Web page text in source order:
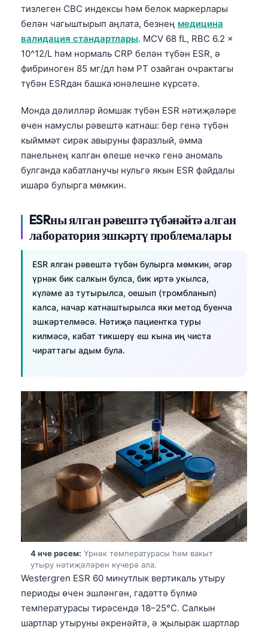
тизлеген CBC индексы һәм белок маркерлары
белән чагыштырып аңлата, безнең медицина
валидация стандартлары. MCV 68 fL, RBC 6.2 x
10^12/L һәм нормаль CRP белән түбән ESR, ә
фибриноген 85 мг/дл һәм PT озайган очрактагы
түбән ESRдан башка юнәлешне күрсәтә.
Монда дәлилләр йомшак түбән ESR нәтиҗәләре
өчен намуслы рәвештә катнаш: бер генә түбән
кыйммәт сирәк авыруны фаразлый, әмма
панельнең калган өлеше нечкә генә аномаль
булганда кабатланучы нульгә якын ESR файдалы
ишарә булырга мөмкин.
ESRны ялган рәвештә түбәнәйтә алган
лаборатория эшкәртү проблемалары
ESR ялган рәвештә түбән булырга мөмкин, әгәр
үрнәк бик салкын булса, бик иртә укылса,
күләме аз тутырылса, оешып (тромбланып)
калса, начар катнаштырылса яки метод буенча
эшкәртелмәсә. Нәтиҗә пациентка туры
килмәсә, кабат тикшерү еш кына иң чиста
чираттагы адым була.
4 нче рәсем: Үрнәк температурасы һәм вакыт
утыру нәтиҗәләрен күчерә ала.
Westergren ESR 60 минутлык вертикаль утыру
периоды өчен эшләнгән, гадәттә бүлмә
температурасы тирәсендә 18–25°C. Салкын
шартлар утыруны әкренәйтә, ә җылырак шартлар